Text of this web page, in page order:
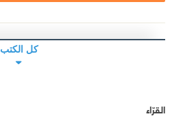
كل الكتب
القرّاء